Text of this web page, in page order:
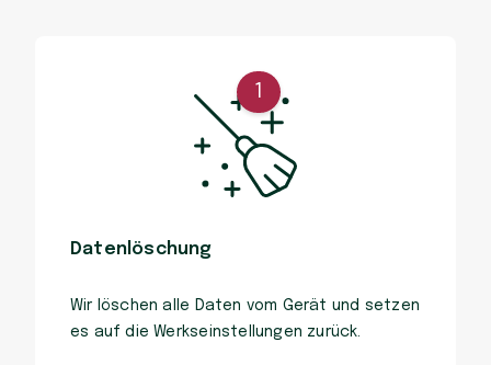
Datenlöschung
Wir löschen alle Daten vom Gerät und setzen
es auf die Werkseinstellungen zurück.